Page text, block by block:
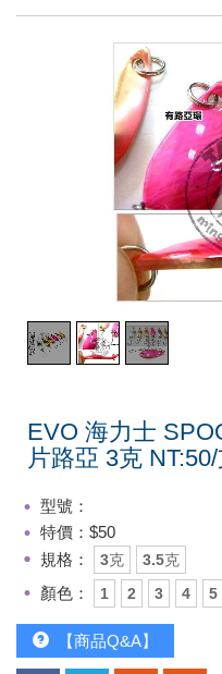
EVO 海力士
片路亞 3克
型號：
特價：$50
規格：
3克 3.5克
顏色： 1 2 3 4 5
【商品Q&A】